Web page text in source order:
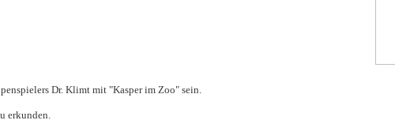
Dr. Klimt mit "Kasper im Zoo" sein.
erkunden.